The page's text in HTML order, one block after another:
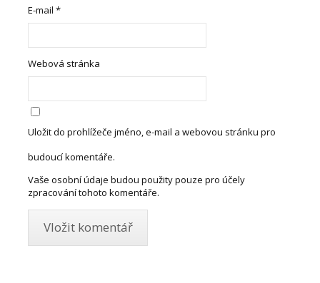
E-mail*
Webová stránka
Uložit do prohlížeče jméno, e-mail a webovou stránku pro
budoucí komentáře.
Vaše osobní údaje budou použity pouze pro účely
zpracování tohoto komentáře.